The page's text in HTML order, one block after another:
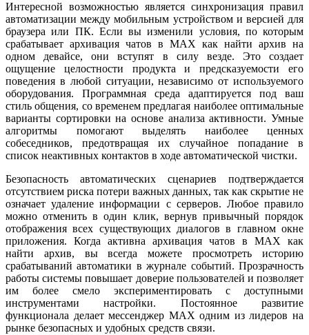
Интересной возможностью является синхронизация правил
автоматизации между мобильным устройством и версией для
браузера или ПК. Если вы изменили условия, по которым
срабатывает архивация чатов в MAX как найти архив на
одном девайсе, они вступят в силу везде. Это создает
ощущение целостности продукта и предсказуемости его
поведения в любой ситуации, независимо от используемого
оборудования. Программная среда адаптируется под ваш
стиль общения, со временем предлагая наиболее оптимальные
варианты сортировки на основе анализа активности. Умные
алгоритмы помогают выделять наиболее ценных
собеседников, предотвращая их случайное попадание в
список неактивных контактов в ходе автоматической чистки.
Безопасность автоматических сценариев подтверждается
отсутствием риска потери важных данных, так как скрытие не
означает удаление информации с серверов. Любое правило
можно отменить в один клик, вернув привычный порядок
отображения всех существующих диалогов в главном окне
приложения. Когда активна архивация чатов в MAX как
найти архив, вы всегда можете просмотреть историю
срабатываний автоматики в журнале событий. Прозрачность
работы системы повышает доверие пользователей и позволяет
им более смело экспериментировать с доступными
инструментами настройки. Постоянное развитие
функционала делает мессенджер MAX одним из лидеров на
рынке безопасных и удобных средств связи.